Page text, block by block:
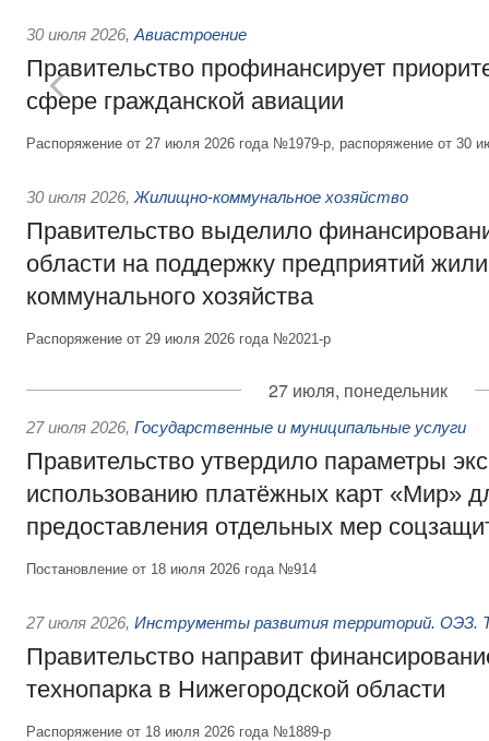
30 июля 2026, Авиастроение
Правительство профинансирует
сфере гражданской авиации
Распоряжение от 27 июля 2026 года №1979-р, распоряжение от 30
30 июля 2026, Жилищно-коммунальное хозяйство
Правительство выделило
области на поддержку предприятий
коммунального хозяйства
Распоряжение от 29 июля 2026 года №2021-р
27 июля, понедельник
27 июля 2026, Государственные и муниципальные услуги
Правительство утвердило параметры
использованию платёжных карт «Мир»
предоставления отдельных мер
Постановление от 18 июля 2026 года №914
27 июля 2026, Инструменты развития территорий. ОЭЗ.
Правительство направит
технопарка в Нижегородской области
Распоряжение от 18 июля 2026 года №1889-р